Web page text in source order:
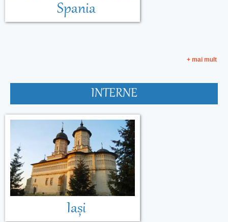
Spania
Malta
Muntenegru
+ mai mult
INTERNE
Iași